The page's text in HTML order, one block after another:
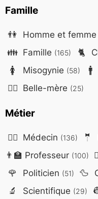
Famille
👫 Homme et femme
👪 Famille (165) 🐈
🚺 Misogynie (58) 🚹
🤷‍♀️ Belle-mère (25)
Métier
👨‍⚕️ Médecin (136) 🤵
👨‍🏫 Professeur (100)
🌹 Politicien (51) 🦆
🔬 Scientifique (29)